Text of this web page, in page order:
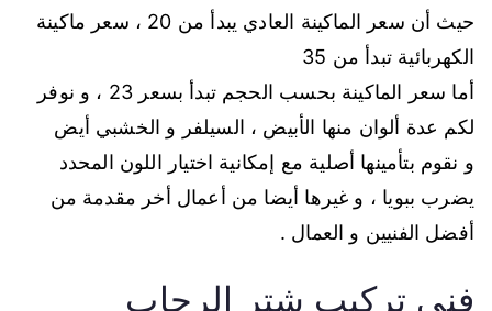
حيث أن سعر الماكينة العادي يبدأ من 20 ، سعر ماكينة
الكهربائية تبدأ من 35
أما سعر الماكينة بحسب الحجم تبدأ بسعر 23 ، و نوفر
لكم عدة ألوان منها الأبيض ، السيلفر و الخشبي أيض
و نقوم بتأمينها أصلية مع إمكانية اختيار اللون المحدد
يضرب ببويا ، و غيرها أيضا من أعمال أخر مقدمة من
أفضل الفنيين و العمال .
فني تركيب شتر الرحاب